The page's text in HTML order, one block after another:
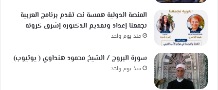
المنصة الدولية همسة نت تقدم برنامج العربية
تجمعنا إعداد وتقديم الدكتورة إشرق كرونه
منذ يوم واحد
سورة البروج / الشيخ محمود هنداوي ( يوتيوب)
منذ يوم واحد